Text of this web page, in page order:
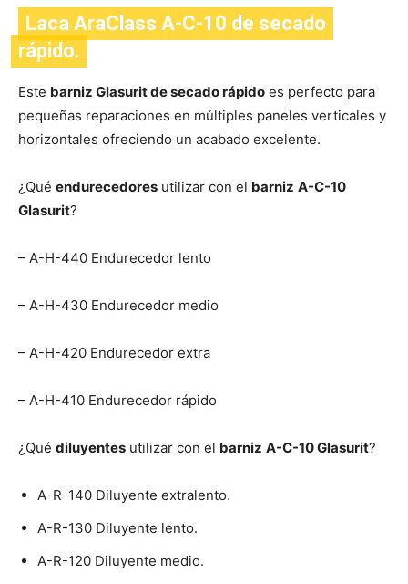
Laca AraClass A-C-10 de secado
rápido.
Este barniz Glasurit de secado rápido es perfecto para
pequeñas reparaciones en múltiples paneles verticales y
horizontales ofreciendo un acabado excelente.
¿Qué endurecedores utilizar con el barniz A-C-10
Glasurit?
– A-H-440 Endurecedor lento
– A-H-430 Endurecedor medio
– A-H-420 Endurecedor extra
– A-H-410 Endurecedor rápido
¿Qué diluyentes utilizar con el barniz A-C-10 Glasurit?
A-R-140 Diluyente extralento.
A-R-130 Diluyente lento.
A-R-120 Diluyente medio.